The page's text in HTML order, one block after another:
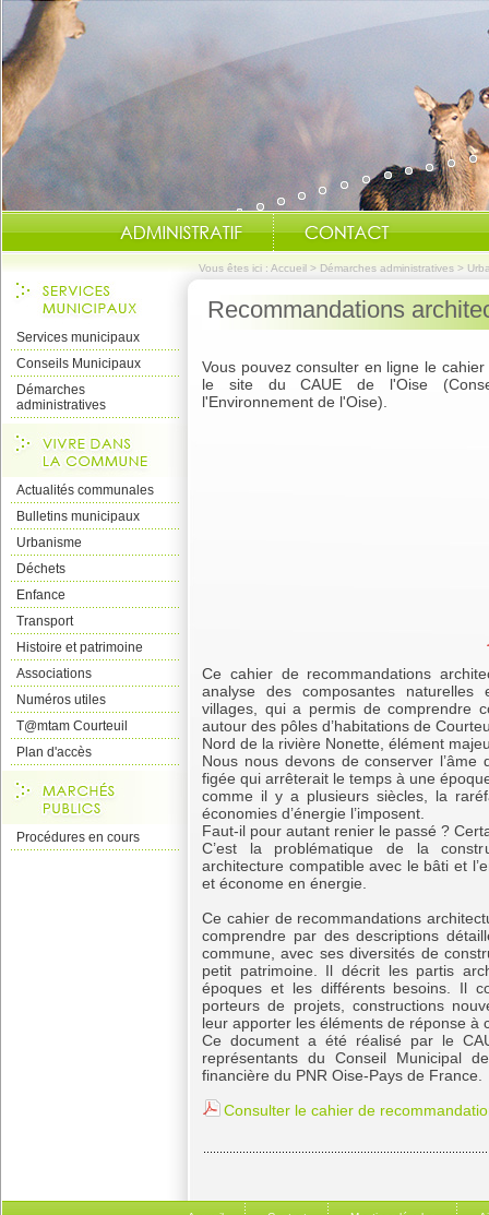
Vous êtes ici : Accueil > Démarches administratives >
Services municipaux
Conseils Municipaux
Démarches
administratives
Actualités communales
Bulletins municipaux
Urbanisme
Déchets
Enfance
Transport
Histoire et patrimoine
Associations
Numéros utiles
T@mtam Courteuil
Plan d'accès
Procédures en cours
Recommandations
Vous pouvez consulter en ligne le
le site du CAUE de l'Oise
l'Environnement de l'Oise).
Ce cahier de recommandations
analyse des composantes
villages, qui a permis de comprendre
autour des pôles d’habitations de
Nord de la rivière Nonette, élément
Nous nous devons de conserver
figée qui arrêterait le temps à une
comme il y a plusieurs siècles, la
économies d’énergie l’imposent.
Faut-il pour autant renier le passé ?
C’est la problématique de la
architecture compatible avec le bâti et
et économe en énergie.
Ce cahier de recommandations
comprendre par des descriptions
commune, avec ses diversités de
petit patrimoine. Il décrit les partis
époques et les différents besoins. Il
porteurs de projets, constructions
leur apporter les éléments de réponse à
Ce document a été réalisé par le
représentants du Conseil Municipal
financière du PNR Oise-Pays de France.
Consulter le cahier de